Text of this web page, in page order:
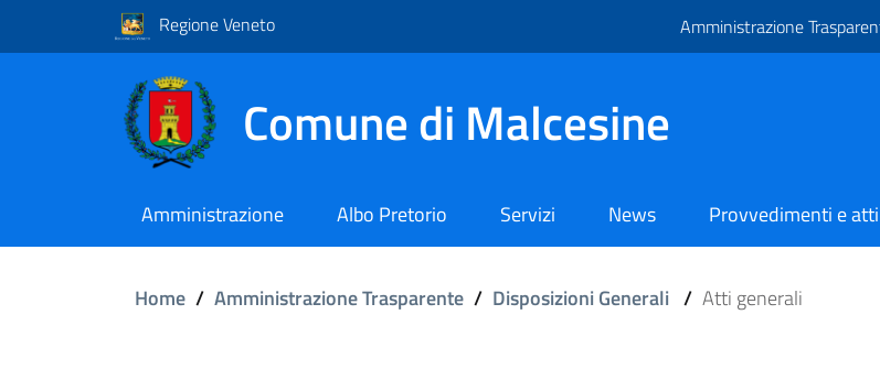
Regione Veneto Amministrazione
Comune di Malcesine
Amministrazione Albo Pretorio Servizi News Provvedimenti e atti
Home / Amministrazione Trasparente / Disposizioni Generali / Atti generali